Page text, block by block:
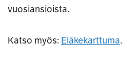
vuosiansioista.
Katso myös: Eläkekarttuma.